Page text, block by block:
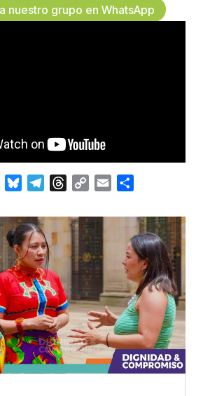
nuestro grupo en WhatsApp
FacebookBlueskyTelegramThreads
Copy Email